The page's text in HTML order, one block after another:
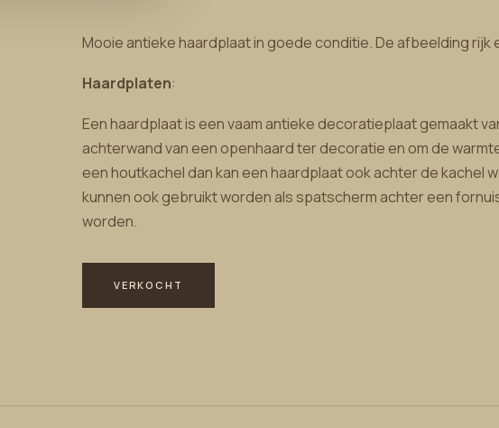
Mooie antieke haardplaat in goede conditie. De afbeelding rijk
Haardplaten:
Een haardplaat is een vaam antieke decoratieplaat gemaakt
achterwand van een openhaard ter decoratie en om de
een houtkachel dan kan een haardplaat ook achter de kachel
kunnen ook gebruikt worden als spatscherm achter een
worden.
VERKOCHT